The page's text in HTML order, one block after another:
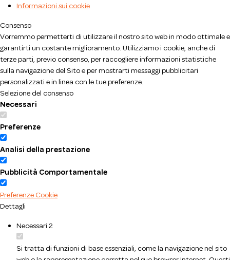
Informazioni sui cookie
Consenso
Vorremmo permetterti di utilizzare il nostro sito web in modo ottimale e
garantirti un costante miglioramento. Utilizziamo i cookie, anche di
terze parti, previo consenso, per raccogliere informazioni statistiche
sulla navigazione del Sito e per mostrarti messaggi pubblicitari
personalizzati e in linea con le tue preferenze.
Selezione del consenso
Necessari
Preferenze
Analisi della prestazione
Pubblicità Comportamentale
Preferenze Cookie
Dettagli
Necessari 2
Si tratta di funzioni di base essenziali, come la navigazione nel sito